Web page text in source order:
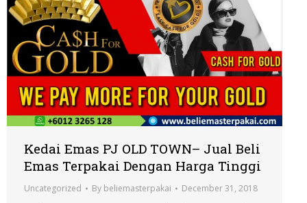
Kedai Emas PJ OLD TOWN– Jual Beli
Emas Terpakai Dengan Harga Tinggi
Uncategorized By beliemasterpakai December 31, 2018